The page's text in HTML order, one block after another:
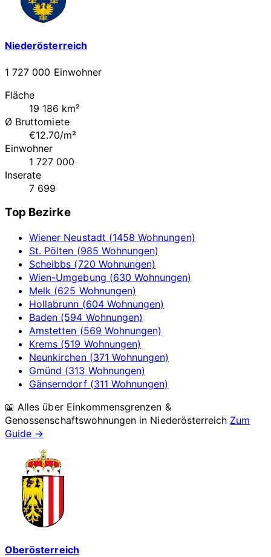
Niederösterreich
1 727 000 Einwohner
Fläche
19 186 km²
Ø Bruttomiete
€12.70/m²
Einwohner
1 727 000
Inserate
7 699
Top Bezirke
Wiener Neustadt (1458 Wohnungen)
St. Pölten (985 Wohnungen)
Scheibbs (720 Wohnungen)
Wien-Umgebung (630 Wohnungen)
Melk (625 Wohnungen)
Hollabrunn (604 Wohnungen)
Baden (594 Wohnungen)
Amstetten (569 Wohnungen)
Krems (519 Wohnungen)
Neunkirchen (371 Wohnungen)
Gmünd (313 Wohnungen)
Gänserndorf (311 Wohnungen)
📖 Alles über Einkommensgrenzen &
Genossenschaftswohnungen in Niederösterreich Zum
Guide →
Oberösterreich